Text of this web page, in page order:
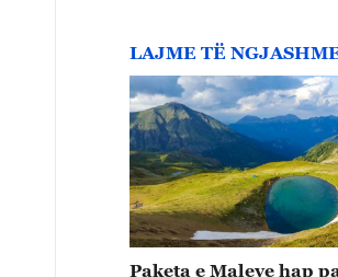
LAJME TË
Paketa e Maleve hap